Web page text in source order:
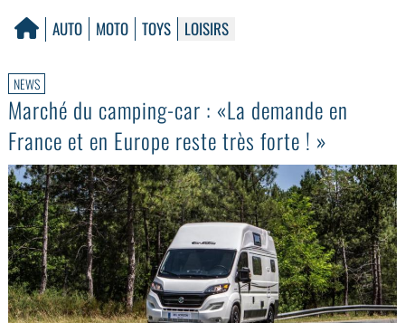
AUTO MOTO TOYS LOISIRS
NEWS
Marché du camping-car : «La demande en
France et en Europe reste très forte ! »